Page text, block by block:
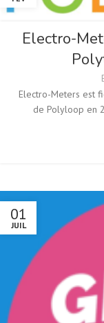
Electro-
Electro-Meters est
de Polyloop en
01
JUIL